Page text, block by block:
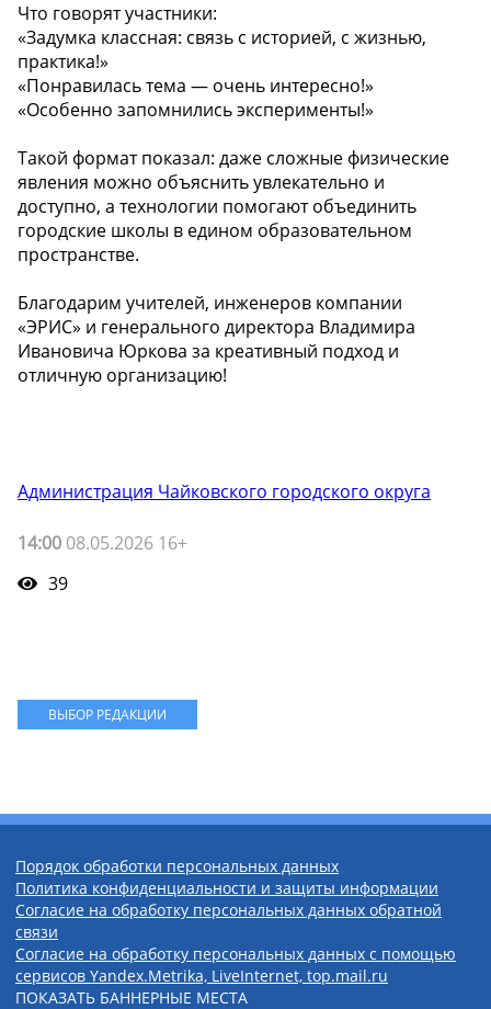
Что говорят участники:
«Задумка классная: связь с историей, с жизнью,
практика!»
«Понравилась тема — очень интересно!»
«Особенно запомнились эксперименты!»
Такой формат показал: даже сложные физические
явления можно объяснить увлекательно и
доступно, а технологии помогают объединить
городские школы в едином образовательном
пространстве.
Благодарим учителей, инженеров компании
«ЭРИС» и генерального директора Владимира
Ивановича Юркова за креативный подход и
отличную организацию!
Администрация Чайковского городского округа
14:00 08.05.2026 16+
39
ВЫБОР РЕДАКЦИИ
Порядок обработки персональных данных
Политика конфиденциальности и защиты информации
Согласие на обработку персональных данных обратной
связи
Согласие на обработку персональных данных с помощью
сервисов Yandex.Metrika, LiveInternet, top.mail.ru
ПОКАЗАТЬ БАННЕРНЫЕ МЕСТА